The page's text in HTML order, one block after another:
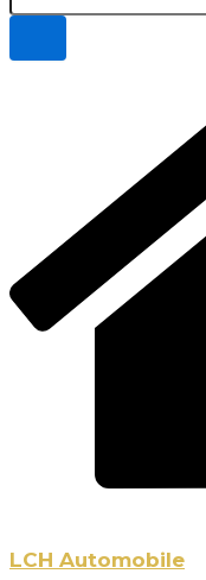
LCH Automobile